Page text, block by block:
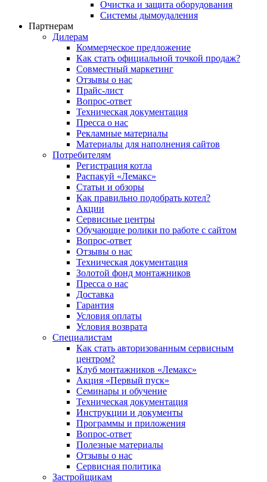
Очистка и защита оборудования
Системы дымоудаления
Партнерам
Дилерам
Коммерческое предложение
Как стать официальной точкой продаж?
Совместный маркетинг
Отзывы о нас
Прайс-лист
Вопрос-ответ
Техническая документация
Пресса о нас
Рекламные материалы
Материалы для наполнения сайтов
Потребителям
Регистрация котла
Распакуй «Лемакс»
Статьи и обзоры
Как правильно подобрать котел?
Акции
Сервисные центры
Обучающие ролики по работе с сайтом
Вопрос-ответ
Отзывы о нас
Техническая документация
Золотой фонд монтажников
Пресса о нас
Доставка
Гарантия
Условия оплаты
Условия возврата
Специалистам
Как стать авторизованным сервисным
центром?
Клуб монтажников «Лемакс»
Акция «Первый пуск»
Семинары и обучение
Техническая документация
Инструкции и документы
Программы и приложения
Вопрос-ответ
Полезные материалы
Отзывы о нас
Сервисная политика
Застройщикам